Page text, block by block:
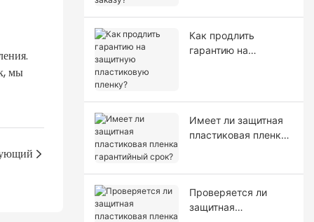
мы
Как продлить
гарантию на
Имеет ли защитная
пластиковая пленка
Проверяется ли
защитная